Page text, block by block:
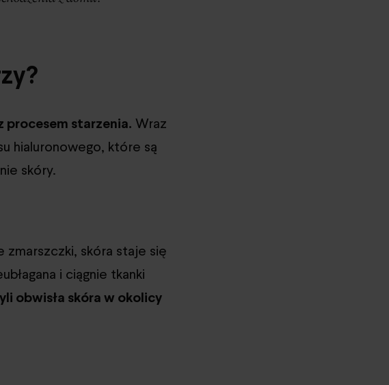
procesem starzenia. Wraz
hialuronowego, które są
skóry.
zmarszczki, skóra staje się
i ciągnie tkanki
obwisła skóra w okolicy